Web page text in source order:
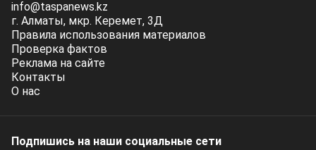
info@taspanews.kz
г. Алматы, мкр. Керемет, 3Д
Правила использования материалов
Проверка фактов
Реклама на сайте
Контакты
О нас
Подпишись на наши социальные cети